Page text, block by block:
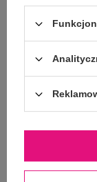
OPIS PRODUKTU
GŁÓWNE PARAMETRY
ZWROTY I